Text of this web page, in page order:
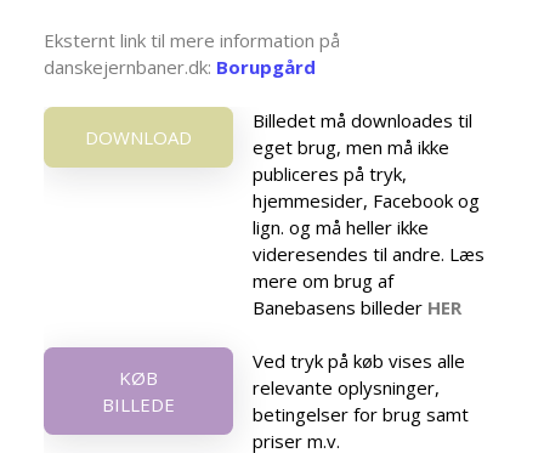
Eksternt link til mere information på
danskejernbaner.dk: Borupgård
DOWNLOAD
Billedet må downloades til
eget brug, men må ikke
publiceres på tryk,
hjemmesider, Facebook og
lign. og må heller ikke
videresendes til andre. Læs
mere om brug af
Banebasens billeder HER
KØB
BILLEDE
Ved tryk på køb vises alle
relevante oplysninger,
betingelser for brug samt
priser m.v.